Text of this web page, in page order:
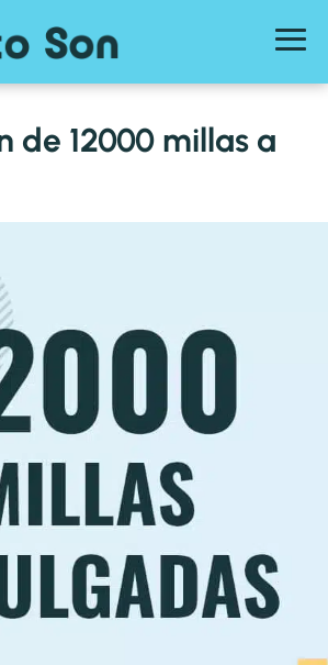
de 12000 millas a